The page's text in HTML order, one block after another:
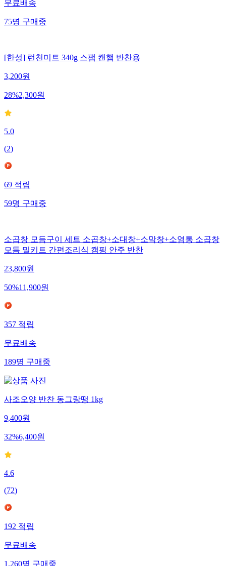
무료배송
75명구매중
[한성] 런천미트 340g 스팸 캔햄 반찬용
3,200원
28%2,300원
5.0
(2)
69적립
59명구매중
소곱창 모듬구이 세트 소곱창+소대창+소막창+소염통 소곱창
모듬 밀키트 간편조리식 캠핑 안주 반찬
23,800원
50%11,900원
357적립
무료배송
189명구매중
사조오양 반찬 동그랑땡 1kg
9,400원
32%6,400원
4.6
(72)
192적립
무료배송